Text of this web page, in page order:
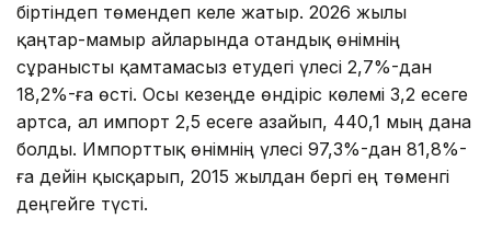
біртіндеп төмендеп келе жатыр. 2026 жылы
қаңтар-мамыр айларында отандық өнімнің
сұранысты қамтамасыз етудегі үлесі 2,7%-дан
18,2%-ға өсті. Осы кезеңде өндіріс көлемі 3,2 есеге
артса, ал импорт 2,5 есеге азайып, 440,1 мың дана
болды. Импорттық өнімнің үлесі 97,3%-дан 81,8%-
ға дейін қысқарып, 2015 жылдан бергі ең төменгі
деңгейге түсті.